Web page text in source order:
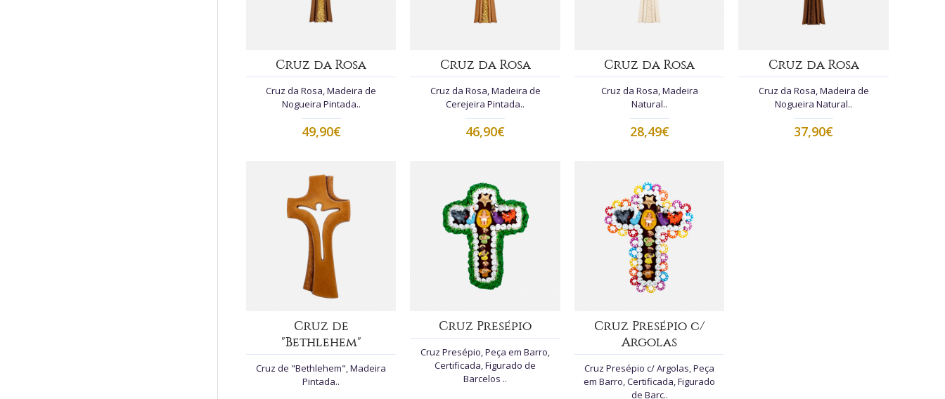
Cruz da Rosa
Cruz da Rosa, Madeira de
Nogueira Pintada..
49,90€
Cruz da Rosa
Cruz da Rosa, Madeira de
Cerejeira Pintada..
46,90€
Cruz da Rosa
Cruz da Rosa, Madeira
Natural..
28,49€
Cruz da Rosa
Cruz da Rosa, Madeira de
Nogueira Natural..
37,90€
Cruz de
"Bethlehem"
Cruz de "Bethlehem", Madeira
Pintada..
Cruz Presépio
Cruz Presépio, Peça em Barro,
Certificada, Figurado de
Barcelos ..
Cruz Presépio c/
Argolas
Cruz Presépio c/ Argolas, Peça
em Barro, Certificada, Figurado
de Barc..